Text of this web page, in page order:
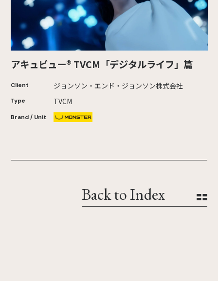
アキュビュー® TVCM「デジタルライフ」篇
Client ジョンソン・エンド・ジョンソン株式会社
Type TVCM
Brand / Unit
Back to Index